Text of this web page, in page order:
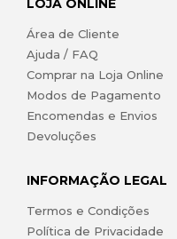
LOJA ONLINE
Área de Cliente
Ajuda / FAQ
Comprar na Loja Online
Modos de Pagamento
Encomendas e Envios
Devoluções
INFORMAÇÃO LEGAL
Termos e Condições
Política de Privacidade